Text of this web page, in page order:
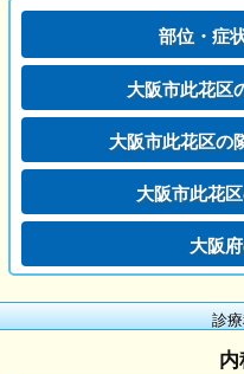
部位・症
大阪市此花区
大阪市此花区の
大阪市此花
大阪
診